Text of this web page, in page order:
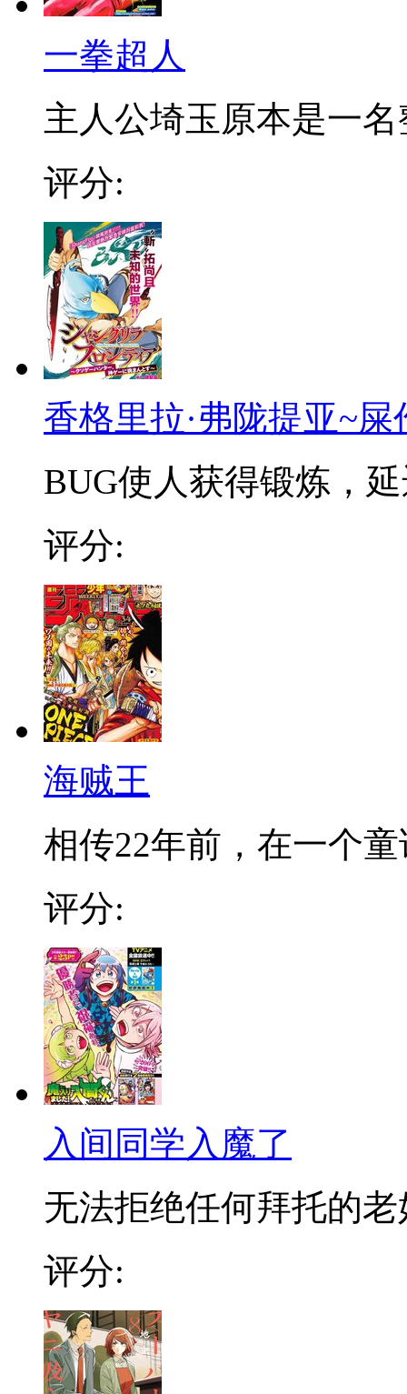
一拳超人
主人公埼玉原本是一名
评分:
香格里拉·弗陇提亚~
BUG使人获得锻炼，
评分:
海贼王
相传22年前，在一个
评分:
入间同学入魔了
无法拒绝任何拜托的老
评分: